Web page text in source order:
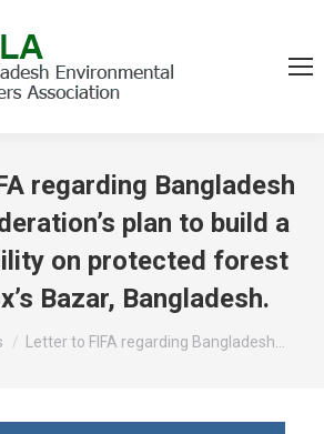
regarding Bangladesh
plan to build a
on protected forest
Bazar, Bangladesh.
Letter to FIFA regarding Bangladesh…